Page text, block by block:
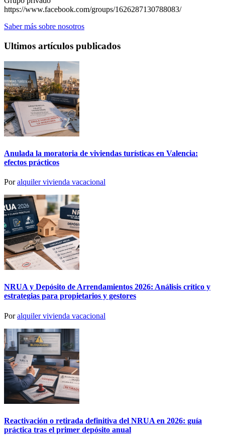
https://www.facebook.com/groups/1626287130788083/
Saber más sobre nosotros
Ultimos artículos publicados
Anulada la moratoria de viviendas turísticas en Valencia:
efectos prácticos
Poralquiler vivienda vacacional
NRUA y Depósito de Arrendamientos 2026: Análisis crítico y
estrategias para propietarios y gestores
Poralquiler vivienda vacacional
Reactivación o retirada definitiva del NRUA en 2026: guía
práctica tras el primer depósito anual